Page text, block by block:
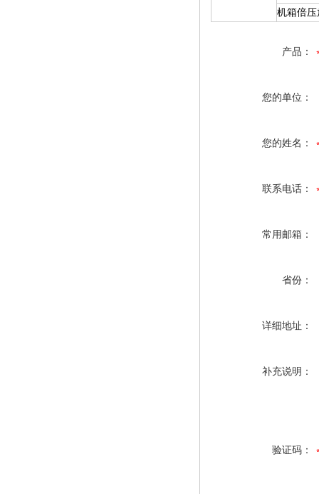
机箱倍
产品：
您的单位：
您的姓名：
联系电话：
常用邮箱：
省份：
详细地址：
补充说明：
验证码：